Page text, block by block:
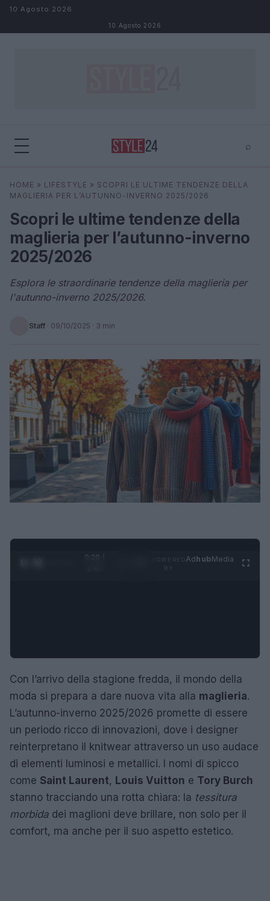
Salta al contenuto
10 Agosto 2026
10 Agosto 2026
⌕
Cerca ⌕ ×
HOME » LIFESTYLE » SCOPRI LE ULTIME TENDENZE DELLA
MAGLIERIA PER L’AUTUNNO-INVERNO 2025/2026
Scopri le ultime tendenze della
maglieria per l’autunno-inverno
2025/2026
Esplora le straordinarie tendenze della maglieria per
l'autunno-inverno 2025/2026.
Staff · 09/10/2025 · 3 min
0:29 /
AdhubMedia
Con l’arrivo della stagione fredda, il mondo della
moda si prepara a dare nuova vita alla maglieria.
L’autunno-inverno 2025/2026 promette di essere
un periodo ricco di innovazioni, dove i designer
reinterpretano il knitwear attraverso un uso audace
di elementi luminosi e metallici. I nomi di spicco
come Saint Laurent, Louis Vuitton e Tory Burch
stanno tracciando una rotta chiara: la tessitura
morbida dei maglioni deve brillare, non solo per il
comfort, ma anche per il suo aspetto estetico.